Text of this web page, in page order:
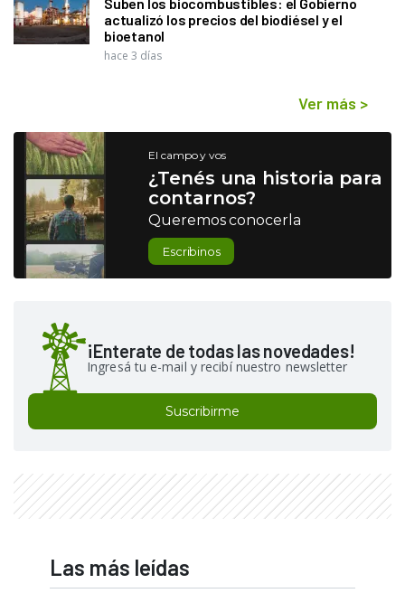
actualizó los precios del biodiésel y el
bioetanol
hace 3 días
Ver más >
El campo y vos
¿Tenés una historia para
contarnos?
Queremos conocerla
Escribinos
¡Enterate de todas las novedades!
Ingresá tu e-mail y recibí nuestro newsletter
Suscribirme
Las más leídas